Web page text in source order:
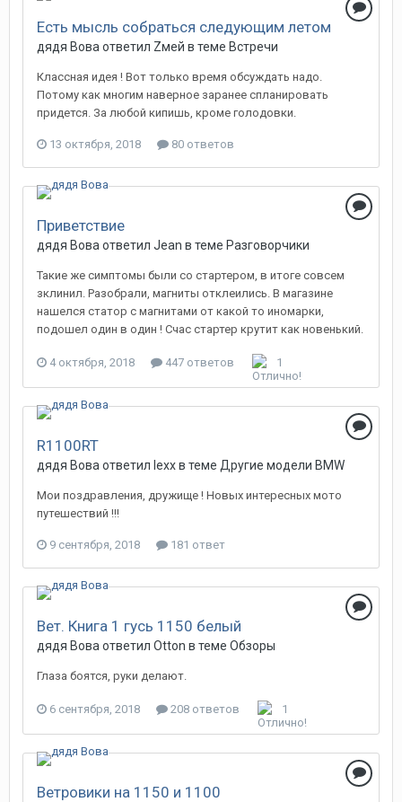
Есть мысль собраться следующим летом
дядя Вова ответил Zмей в теме Встречи
Классная идея ! Вот только время обсуждать надо.
Потому как многим наверное заранее спланировать
придется. За любой кипишь, кроме голодовки.
13 октября, 2018 80 ответов
Приветствие
дядя Вова ответил Jean в теме Разговорчики
Такие же симптомы были со стартером, в итоге совсем
зклинил. Разобрали, магниты отклеились. В магазине
нашелся статор с магнитами от какой то иномарки,
подошел один в один ! Счас стартер крутит как новенький.
4 октября, 2018 447 ответов 1
R1100RT
дядя Вова ответил lexx в теме Другие модели BMW
Мои поздравления, дружище ! Новых интересных мото
путешествий !!!
9 сентября, 2018 181 ответ
Вет. Книга 1 гусь 1150 белый
дядя Вова ответил Otton в теме Обзоры
Глаза боятся, руки делают.
6 сентября, 2018 208 ответов 1
Ветровики на 1150 и 1100